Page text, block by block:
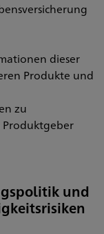
dieser
Produkte und
zu
und